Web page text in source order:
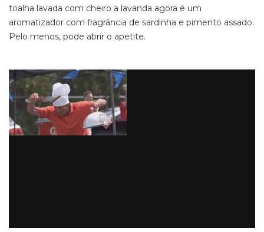
toalha lavada com cheiro a lavanda agora é um
aromatizador com fragrância de sardinha e pimento assado.
Pelo menos, pode abrir o apetite.